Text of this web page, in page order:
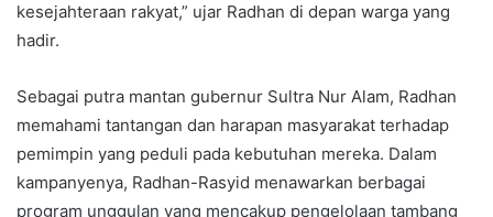
kesejahteraan rakyat,” ujar Radhan di depan warga yang
hadir.
Sebagai putra mantan gubernur Sultra Nur Alam, Radhan
memahami tantangan dan harapan masyarakat terhadap
pemimpin yang peduli pada kebutuhan mereka. Dalam
kampanyenya, Radhan-Rasyid menawarkan berbagai
program unggulan yang mencakup pengelolaan tambang